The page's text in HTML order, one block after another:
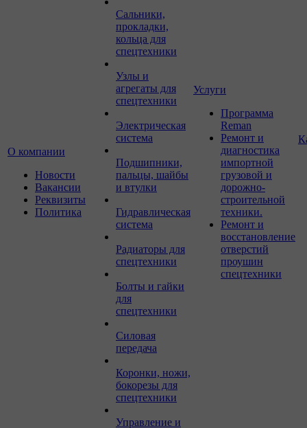
О компании
Новости
Вакансии
Реквизиты
Политика
Сальники,
прокладки,
кольца для
спецтехники
Узлы и
агрегаты для
спецтехники
Электрическая
система
Подшипники,
пальцы, шайбы
и втулки
Гидравлическая
система
Радиаторы для
спецтехники
Болты и гайки
для
спецтехники
Силовая
передача
Коронки, ножи,
бокорезы для
спецтехники
Управление и
Услуги
Программа
Reman
Ремонт и
диагностика
импортной
грузовой и
дорожно-
строительной
техники.
Ремонт и
восстановление
отверстий
проушин
спецтехники